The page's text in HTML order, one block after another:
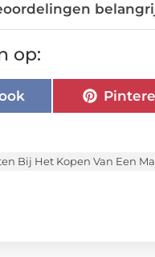
op:
Bij Het Kopen Van Een